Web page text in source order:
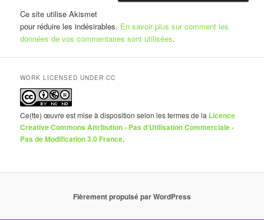
Ce site utilise Akismet
pour réduire les indésirables. En savoir plus sur comment les
données de vos commentaires sont utilisées.
WORK LICENSED UNDER CC
Ce(tte) œuvre est mise à disposition selon les termes de la Licence
Creative Commons Attribution - Pas d’Utilisation Commerciale -
Pas de Modification 3.0 France.
Fièrement propulsé par WordPress